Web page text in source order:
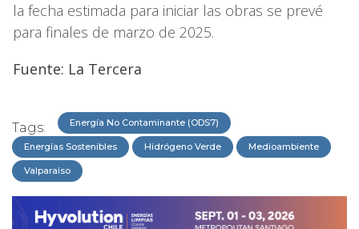
la fecha estimada para iniciar las obras se prevé
para finales de marzo de 2025.
Fuente: La Tercera
Tags: Energía No Contaminante (ODS7)
Energías Sostenibles Hidrógeno Verde Medioambiente
Valparaíso